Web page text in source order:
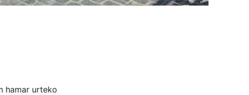
hamar urteko